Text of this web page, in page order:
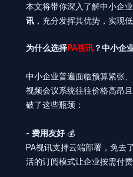
本文将带你深入了解中小企
讯 ，充分发挥其优势，实现
为什么选择PA视讯？中小企
中小企业普遍面临预算紧张
视频会议系统往往价格高昂
破了这些瓶颈：
- 费用友好 💰
PA视讯支持云端部署，免去
活的订阅模式让企业按需付